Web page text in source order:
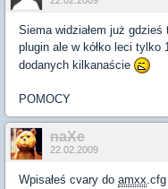
Siema widziałem już
plugin ale w kółko leci tylko
dodanych kilkanaście
POMOCY
naXe
22.02.2009
Wpisałeś cvary do amxx